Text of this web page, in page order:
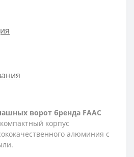
ворот бренда FAAC
корпус
алюминия с